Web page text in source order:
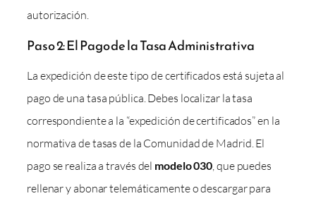
autorización.
Paso 2: El Pago de la Tasa Administrativa
La expedición de este tipo de certificados está sujeta al
pago de una tasa pública. Debes localizar la tasa
correspondiente a la “expedición de certificados” en la
normativa de tasas de la Comunidad de Madrid. El
pago se realiza a través del modelo 030, que puedes
rellenar y abonar telemáticamente o descargar para